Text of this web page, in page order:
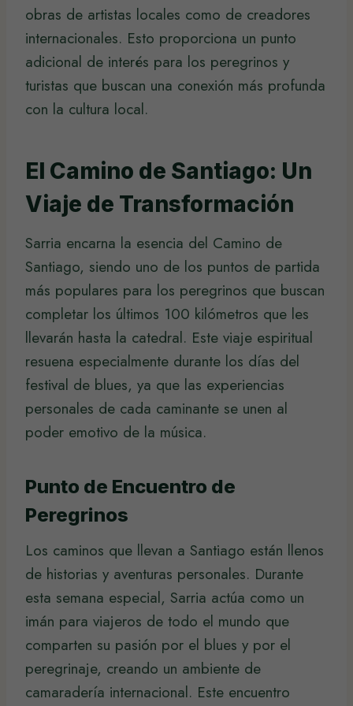
obras de artistas locales como de creadores
internacionales. Esto proporciona un punto
adicional de interés para los peregrinos y
turistas que buscan una conexión más profunda
con la cultura local.
El Camino de Santiago: Un
Viaje de Transformación
Sarria encarna la esencia del Camino de
Santiago, siendo uno de los puntos de partida
más populares para los peregrinos que buscan
completar los últimos 100 kilómetros que les
llevarán hasta la catedral. Este viaje espiritual
resuena especialmente durante los días del
festival de blues, ya que las experiencias
personales de cada caminante se unen al
poder emotivo de la música.
Punto de Encuentro de
Peregrinos
Los caminos que llevan a Santiago están llenos
de historias y aventuras personales. Durante
esta semana especial, Sarria actúa como un
imán para viajeros de todo el mundo que
comparten su pasión por el blues y por el
peregrinaje, creando un ambiente de
camaradería internacional. Este encuentro